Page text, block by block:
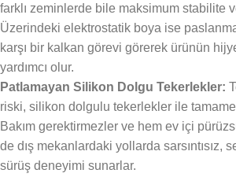
farklı zeminlerde bile maksimum stabilite
Üzerindeki elektrostatik boya ise
karşı bir kalkan görevi görerek ürünün
yardımcı olur.
Patlamayan Silikon Dolgu Tekerlekler:
riski, silikon dolgulu tekerlekler ile
Bakım gerektirmezler ve hem ev içi
de dış mekanlardaki yollarda sarsıntısız,
sürüş deneyimi sunarlar.